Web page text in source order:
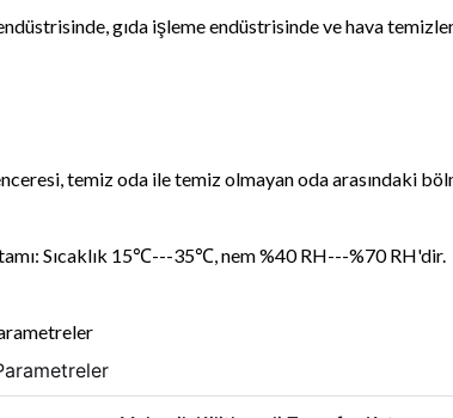
gıda işleme endüstrisinde ve hava
temiz oda ile temiz olmayan oda arasındaki
Sıcaklık 15℃---35℃, nem %40 RH---%70 RH'dir.